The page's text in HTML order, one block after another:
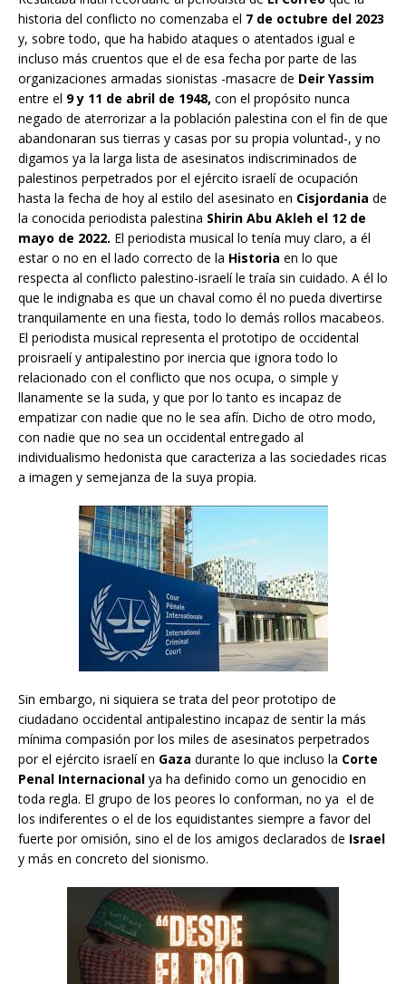
historia del conflicto no comenzaba el 7 de octubre del 2023
y, sobre todo, que ha habido ataques o atentados igual e
incluso más cruentos que el de esa fecha por parte de las
organizaciones armadas sionistas -masacre de Deir Yassim
entre el 9 y 11 de abril de 1948, con el propósito nunca
negado de aterrorizar a la población palestina con el fin de que
abandonaran sus tierras y casas por su propia voluntad-, y no
digamos ya la larga lista de asesinatos indiscriminados de
palestinos perpetrados por el ejército israelí de ocupación
hasta la fecha de hoy al estilo del asesinato en Cisjordania de
la conocida periodista palestina Shirin Abu Akleh el 12 de
mayo de 2022. El periodista musical lo tenía muy claro, a él
estar o no en el lado correcto de la Historia en lo que
respecta al conflicto palestino-israelí le traía sin cuidado. A él lo
que le indignaba es que un chaval como él no pueda divertirse
tranquilamente en una fiesta, todo lo demás rollos macabeos.
El periodista musical representa el prototipo de occidental
proisraelí y antipalestino por inercia que ignora todo lo
relacionado con el conflicto que nos ocupa, o simple y
llanamente se la suda, y que por lo tanto es incapaz de
empatizar con nadie que no le sea afín. Dicho de otro modo,
con nadie que no sea un occidental entregado al
individualismo hedonista que caracteriza a las sociedades ricas
a imagen y semejanza de la suya propia.
Sin embargo, ni siquiera se trata del peor prototipo de
ciudadano occidental antipalestino incapaz de sentir la más
mínima compasión por los miles de asesinatos perpetrados
por el ejército israelí en Gaza durante lo que incluso la Corte
Penal Internacional ya ha definido como un genocidio en
toda regla. El grupo de los peores lo conforman, no ya el de
los indiferentes o el de los equidistantes siempre a favor del
fuerte por omisión, sino el de los amigos declarados de Israel
y más en concreto del sionismo.